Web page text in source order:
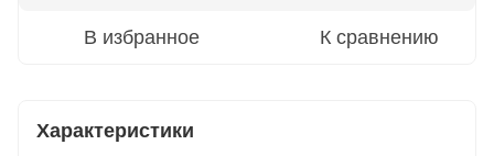
В избранное К сравнению
Характеристики